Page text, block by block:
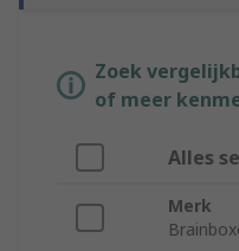
Zoek
of meer
Alles
Merk